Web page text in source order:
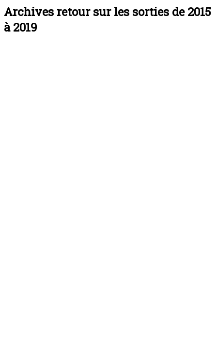
Archives retour sur les sorties de 2015
à 2019